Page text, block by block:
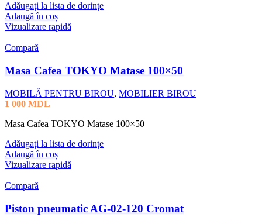
Adăugați la lista de dorințe
Adaugă în coș
Vizualizare rapidă
Compară
Masa Cafea TOKYO Matase 100×50
MOBILĂ PENTRU BIROU, MOBILIER BIROU
1 000 MDL
Masa Cafea TOKYO Matase 100×50
Adăugați la lista de dorințe
Adaugă în coș
Vizualizare rapidă
Compară
Piston pneumatic AG-02-120 Cromat